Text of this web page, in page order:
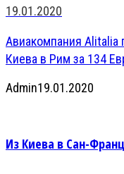
19.01.2020
Авиакомпания Alitalia
Киева в Рим за 134
Admin19.01.2020
Из Киева в Сан-